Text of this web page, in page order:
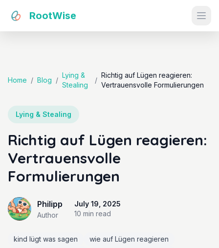
RootWise
Home / Blog /
Lying &
Stealing
/
Richtig auf Lügen reagieren:
Vertrauensvolle Formulierungen
Lying & Stealing
Richtig auf Lügen reagieren:
Vertrauensvolle
Formulierungen
Philipp
Author
July 19, 2025
10 min read
kind lügt was sagen
wie auf Lügen reagieren